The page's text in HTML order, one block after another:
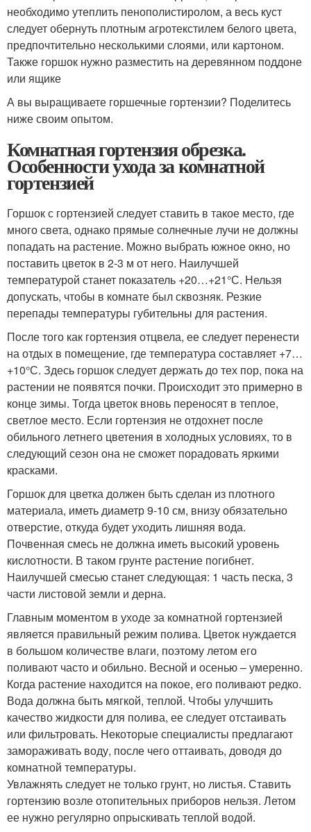
необходимо утеплить пенополистиролом, а весь куст
следует обернуть плотным агротекстилем белого цвета,
предпочтительно несколькими слоями, или картоном.
Также горшок нужно разместить на деревянном поддоне
или ящике
А вы выращиваете горшечные гортензии? Поделитесь
ниже своим опытом.
Комнатная гортензия обрезка.
Особенности ухода за комнатной
гортензией
Горшок с гортензией следует ставить в такое место, где
много света, однако прямые солнечные лучи не должны
попадать на растение. Можно выбрать южное окно, но
поставить цветок в 2-3 м от него. Наилучшей
температурой станет показатель +20…+21°С. Нельзя
допускать, чтобы в комнате был сквозняк. Резкие
перепады температуры губительны для растения.
После того как гортензия отцвела, ее следует перенести
на отдых в помещение, где температура составляет +7…
+10°С. Здесь горшок следует держать до тех пор, пока на
растении не появятся почки. Происходит это примерно в
конце зимы. Тогда цветок вновь переносят в теплое,
светлое место. Если гортензия не отдохнет после
обильного летнего цветения в холодных условиях, то в
следующий сезон она не сможет порадовать яркими
красками.
Горшок для цветка должен быть сделан из плотного
материала, иметь диаметр 9-10 см, внизу обязательно
отверстие, откуда будет уходить лишняя вода.
Почвенная смесь не должна иметь высокий уровень
кислотности. В таком грунте растение погибнет.
Наилучшей смесью станет следующая: 1 часть песка, 3
части листовой земли и дерна.
Главным моментом в уходе за комнатной гортензией
является правильный режим полива. Цветок нуждается
в большом количестве влаги, поэтому летом его
поливают часто и обильно. Весной и осенью – умеренно.
Когда растение находится на покое, его поливают редко.
Вода должна быть мягкой, теплой. Чтобы улучшить
качество жидкости для полива, ее следует отстаивать
или фильтровать. Некоторые специалисты предлагают
замораживать воду, после чего оттаивать, доводя до
комнатной температуры.
Увлажнять следует не только грунт, но листья. Ставить
гортензию возле отопительных приборов нельзя. Летом
ее нужно регулярно опрыскивать теплой водой.